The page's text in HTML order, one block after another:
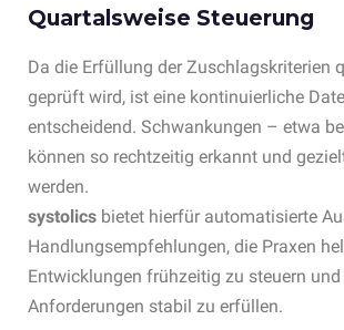
Quartalsweise Steuerung
Da die Erfüllung der Zuschlagskriterien
geprüft wird, ist eine kontinuierliche
entscheidend. Schwankungen – etwa
können so rechtzeitig erkannt und
werden.
systolics bietet hierfür automatisierte
Handlungsempfehlungen, die Praxen
Entwicklungen frühzeitig zu steuern und
Anforderungen stabil zu erfüllen.